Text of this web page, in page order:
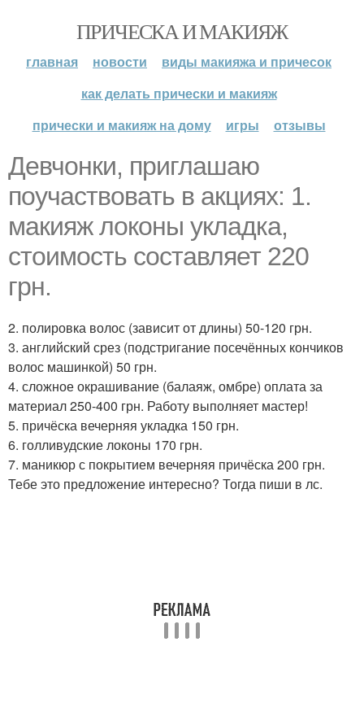
ПРИЧЕСКА И МАКИЯЖ
главная новости
виды макияжа и причесок
как делать прически и макияж
прически и макияж на дому
игры отзывы
Девчонки, приглашаю
поучаствовать в акциях: 1.
макияж локоны укладка,
стоимость составляет 220
грн.
2. полировка волос (зависит от длины) 50-120 грн.
3. английский срез (подстригание посечённых кончиков
волос машинкой) 50 грн.
4. сложное окрашивание (балаяж, омбре) оплата за
материал 250-400 грн. Работу выполняет мастер!
5. причёска вечерняя укладка 150 грн.
6. голливудские локоны 170 грн.
7. маникюр с покрытием вечерняя причёска 200 грн.
Тебе это предложение интересно? Тогда пиши в лс.